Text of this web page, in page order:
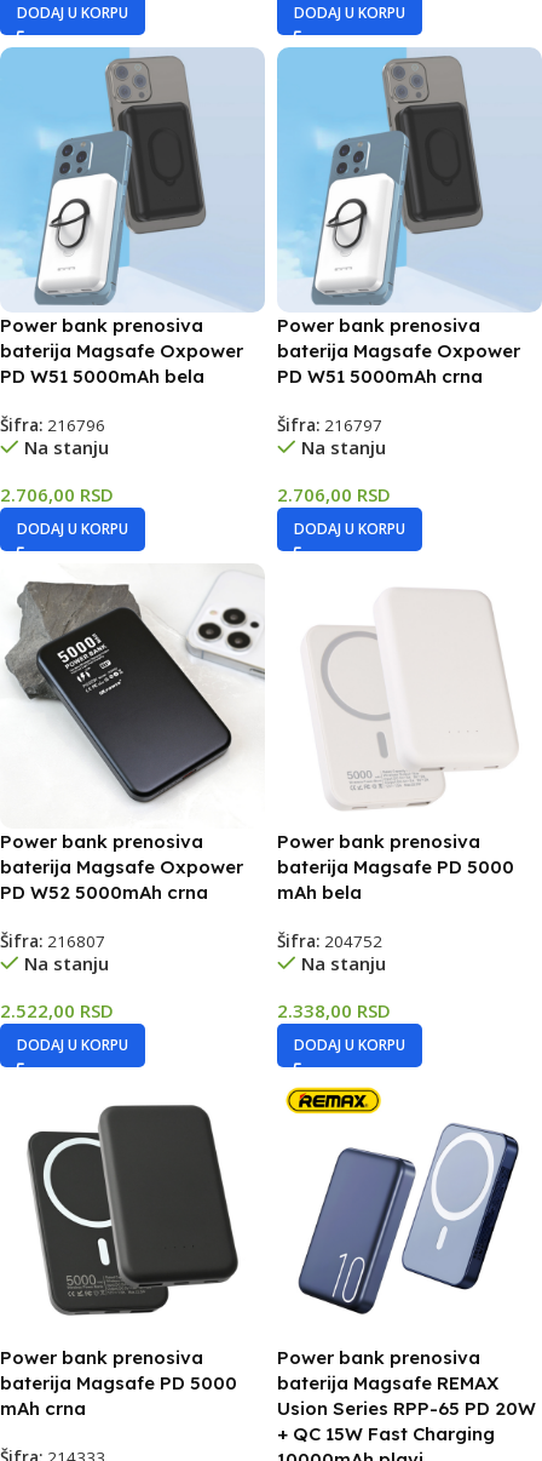
DODAJ U KORPU DODAJ U KORPU
Power bank prenosiva
baterija Magsafe Oxpower
PD W51 5000mAh bela
Šifra: 216796
Na stanju
2.706,00 RSD
DODAJ U KORPU
Power bank prenosiva
baterija Magsafe Oxpower
PD W51 5000mAh crna
Šifra: 216797
Na stanju
2.706,00 RSD
DODAJ U KORPU
Power bank prenosiva
baterija Magsafe Oxpower
PD W52 5000mAh crna
Šifra: 216807
Na stanju
2.522,00 RSD
DODAJ U KORPU
Power bank prenosiva
baterija Magsafe PD 5000
mAh bela
Šifra: 204752
Na stanju
2.338,00 RSD
DODAJ U KORPU
Power bank prenosiva
baterija Magsafe PD 5000
mAh crna
Power bank prenosiva
baterija Magsafe REMAX
Usion Series RPP-65 PD 20W
+ QC 15W Fast Charging